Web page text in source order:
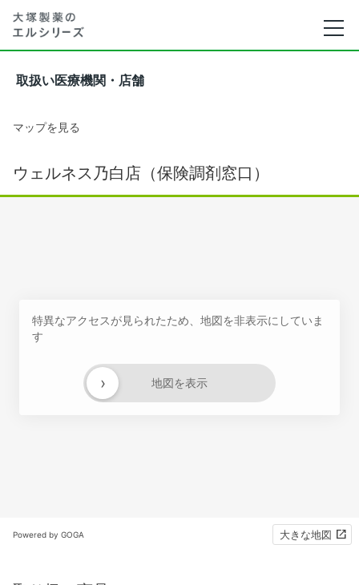
取扱い医療機関・店舗
マップを見る
ウェルネス乃白店（保険調剤窓口）
特異なアクセスが見られたため、地図を非表示にしていま
す
地図を表示
›
Powered by GOGA 大きな地図